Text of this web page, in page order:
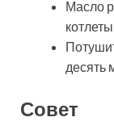
Масло
десять
Совет